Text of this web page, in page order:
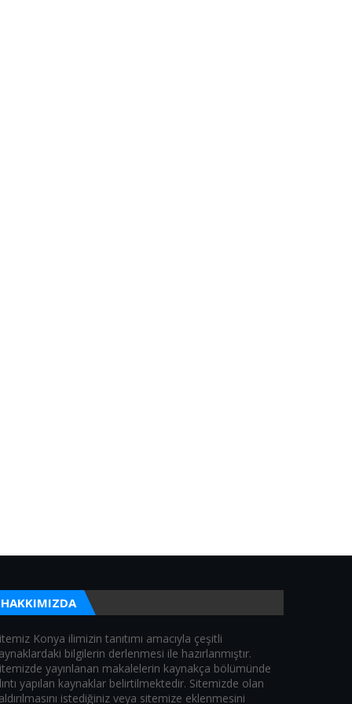
HAKKIMIZDA
Konya ilimizin tanıtımı amacıyla çeşitli
bilgilerin derlenmesi ile hazırlanmıştır.
yayınlanan makalelerin kaynakça bölümünde
yapılan kaynaklar belirtilmektedir. Sitemizde olan
istediğiniz veya sitemize eklenmesini